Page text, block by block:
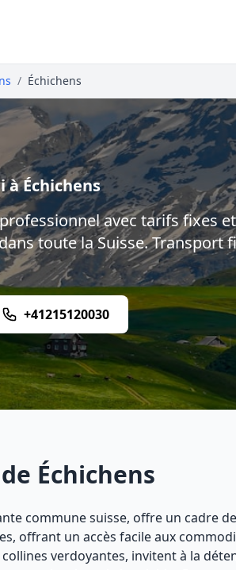
/ Échichens
à Échichens
avec tarifs fixes
toute la Suisse. Transport
+41215120030
Échichens
commune suisse, offre un cadre
offrant un accès facile aux
verdoyantes, invitent à la